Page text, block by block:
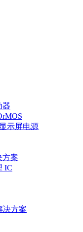
器
示屏电源
方案
IC
决方案